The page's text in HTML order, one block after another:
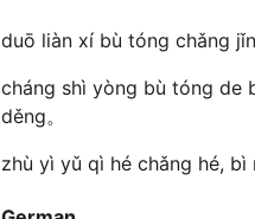
duō liàn xí bù tóng chǎng
cháng shì yòng bù tóng de
děng。
zhù yì yǔ qì hé chǎng hé, bì